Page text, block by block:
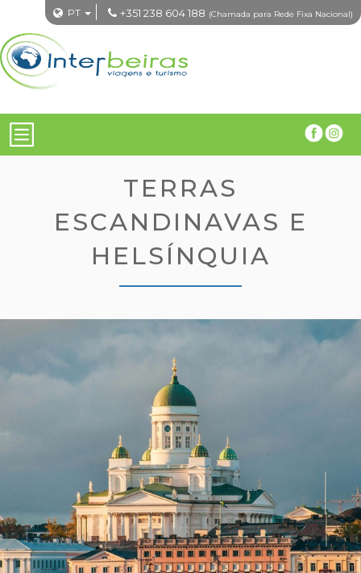
PT +351 238 604 188 (Chamada para Rede Fixa Nacional)
TERRAS
ESCANDINAVAS E
HELSÍNQUIA